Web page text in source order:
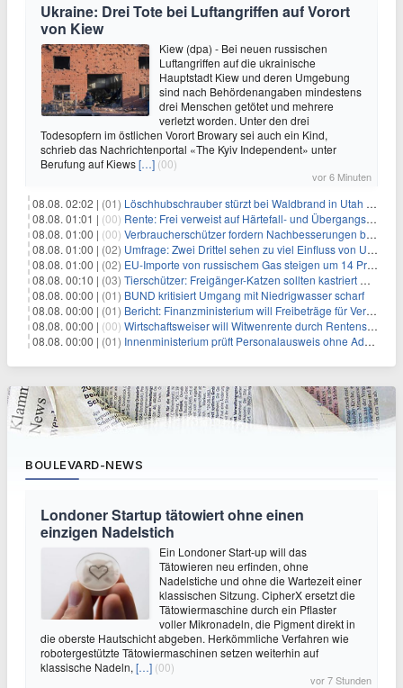
Ukraine: Drei Tote bei Luftangriffen auf Vorort
von Kiew
Kiew (dpa) - Bei neuen russischen
Luftangriffen auf die ukrainische
Hauptstadt Kiew und deren Umgebung
sind nach Behördenangaben mindestens
drei Menschen getötet und mehrere
verletzt worden. Unter den drei
Todesopfern im östlichen Vorort Browary sei auch ein Kind,
schrieb das Nachrichtenportal «The Kyiv Independent» unter
Berufung auf Kiews[…] (00)
vor 6 Minuten
08.08. 02:02 | (01) Löschhubschrauber stürzt bei Waldbrand in Utah ab
08.08. 01:01 | (00) Rente: Frei verweist auf Härtefall- und Übergangsregelungen
08.08. 01:00 | (00) Verbraucherschützer fordern Nachbesserungen bei Frühstartrente
08.08. 01:00 | (02) Umfrage: Zwei Drittel sehen zu viel Einfluss von US-Tech-Konzernen
08.08. 01:00 | (02) EU-Importe von russischem Gas steigen um 14 Prozent
08.08. 00:10 | (03) Tierschützer: Freigänger-Katzen sollten kastriert werden
08.08. 00:00 | (01) BUND kritisiert Umgang mit Niedrigwasser scharf
08.08. 00:00 | (01) Bericht: Finanzministerium will Freibeträge für Vereine senken
08.08. 00:00 | (00) Wirtschaftsweiser will Witwenrente durch Rentensplitting ersetzen
08.08. 00:00 | (01) Innenministerium prüft Personalausweis ohne Adresse
BOULEVARD-NEWS
Londoner Startup tätowiert ohne einen
einzigen Nadelstich
Ein Londoner Start-up will das
Tätowieren neu erfinden, ohne
Nadelstiche und ohne die Wartezeit einer
klassischen Sitzung. CipherX ersetzt die
Tätowiermaschine durch ein Pflaster
voller Mikronadeln, die Pigment direkt in
die oberste Hautschicht abgeben. Herkömmliche Verfahren wie
robotergestützte Tätowiermaschinen setzen weiterhin auf
klassische Nadeln, […] (00)
vor 7 Stunden